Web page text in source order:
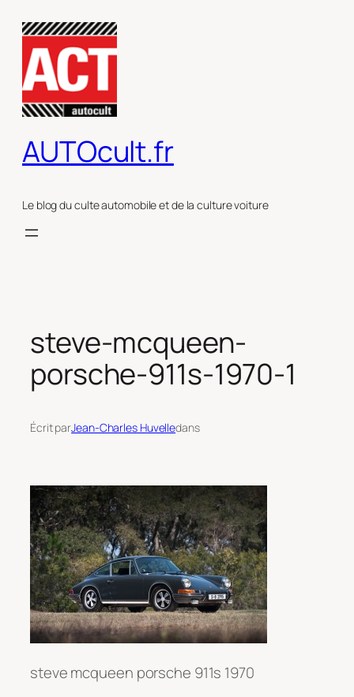
contenu
AUTOcult.fr
Le blog du culte automobile et de la culture voiture
steve-mcqueen-
porsche-911s-1970-1
Écrit parJean-Charles Huvelledans
steve mcqueen porsche 911s 1970